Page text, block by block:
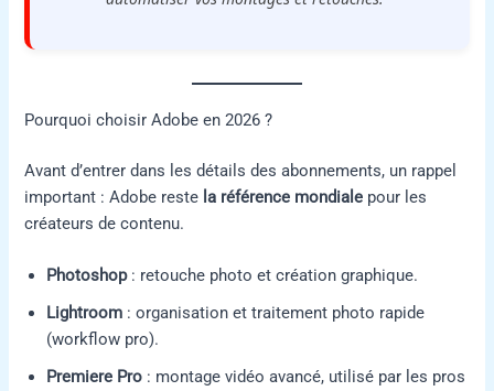
Pourquoi choisir Adobe en 2026 ?
Avant d’entrer dans les détails des abonnements, un rappel
important : Adobe reste la référence mondiale pour les
créateurs de contenu.
Photoshop: retouche photo et création graphique.
Lightroom : organisation et traitement photo rapide
(workflow pro).
Premiere Pro : montage vidéo avancé, utilisé par les pros